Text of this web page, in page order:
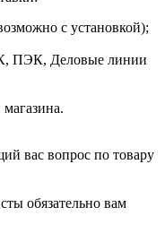
с установкой);
ПЭК, Деловые линии
вас вопрос по товару
обязательно вам